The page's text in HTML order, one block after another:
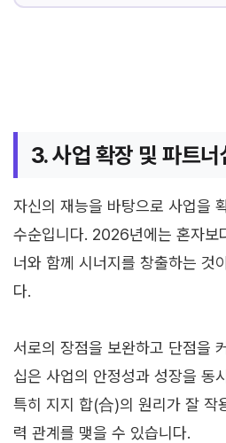
3. 사업 확장 및 파트너
자신의 재능을 바탕으로 사업을
수순입니다. 2026년에는 혼자보
너와 함께 시너지를 창출하는 것
다.
서로의 장점을 보완하고 단점을
십은 사업의 안정성과 성장을 동
특히 지지 합(合)의 원리가 잘 작
력 관계를 맺을 수 있습니다.